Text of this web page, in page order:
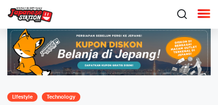
Lifestyle Technology